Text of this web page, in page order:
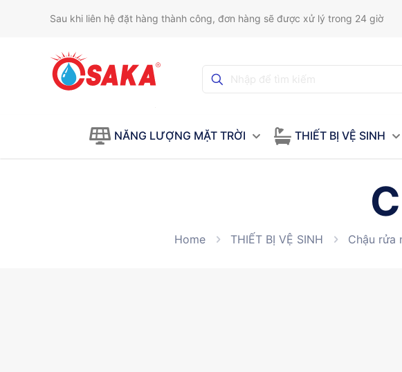
Sau khi liên hệ đặt hàng thành công, đơn hàng sẽ được xử lý trong 24 giờ
NĂNG LƯỢNG MẶT TRỜI THIẾT BỊ VỆ SINH
Home THIẾT BỊ VỆ SINH Chậu rửa